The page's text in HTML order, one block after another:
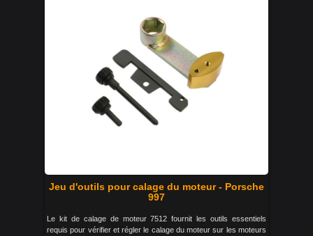
Jeu d'outils pour calage du moteur - Porsche
997
Le kit de calage de moteur 7512 fournit les outils essentiels
requis pour vérifier et régler le calage du moteur sur les moteurs